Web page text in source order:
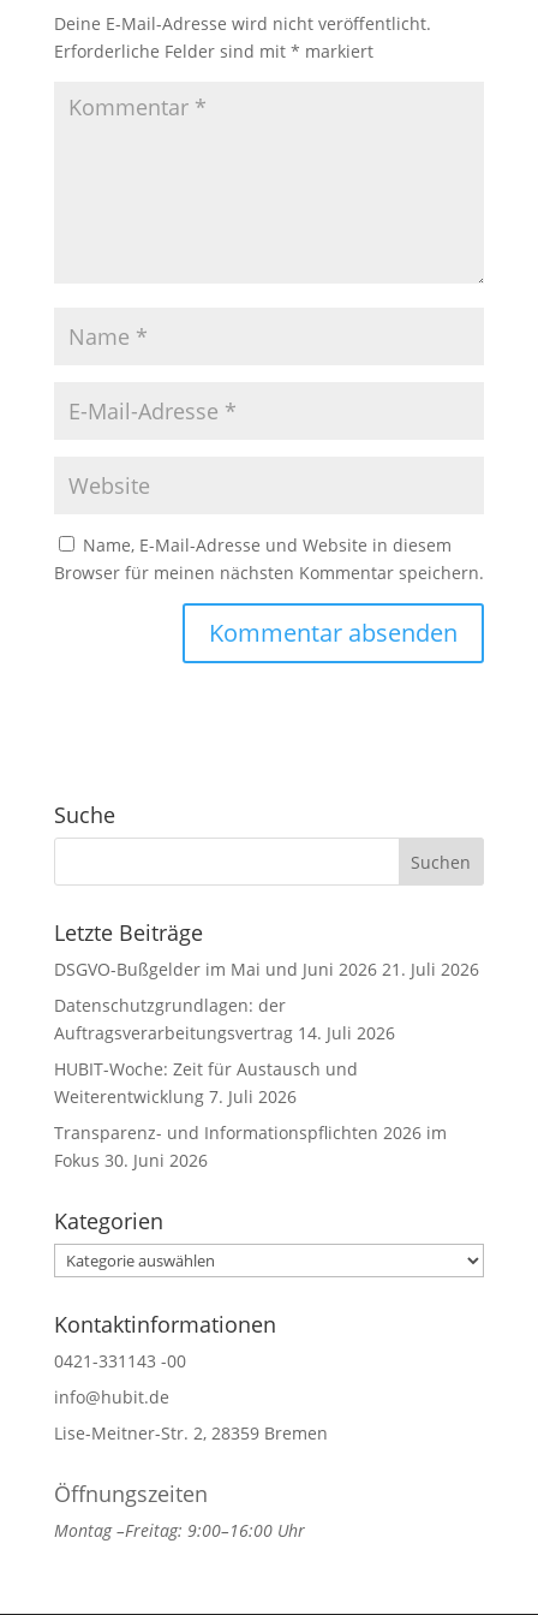
Deine E-Mail-Adresse wird nicht veröffentlicht.
Erforderliche Felder sind mit * markiert
Name, E-Mail-Adresse und Website in diesem
Browser für meinen nächsten Kommentar speichern.
n
a
v
:
Suche
Letzte Beiträge
DSGVO-Bußgelder im Mai und Juni 2026 21. Juli 2026
Datenschutzgrundlagen: der
Auftragsverarbeitungsvertrag 14. Juli 2026
HUBIT-Woche: Zeit für Austausch und
Weiterentwicklung 7. Juli 2026
Transparenz- und Informationspflichten 2026 im
Fokus 30. Juni 2026
Kategorien
Kategorien
Kontaktinformationen
0421-331143 -00
info@hubit.de
Lise-Meitner-Str. 2, 28359 Bremen
Öffnungszeiten
Montag –Freitag: 9:00–16:00 Uhr